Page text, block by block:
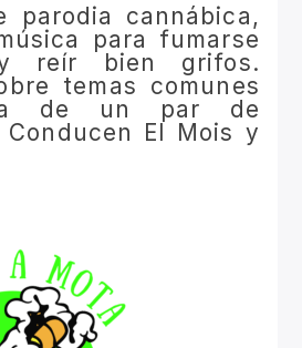
parodia cannábica,
para fumarse
reír bien grifos.
temas comunes
de un par de
Conducen El Mois y